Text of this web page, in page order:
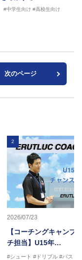
#中学生向け #高校生向け
次のページ
2
2026/07/23
【コーチングキャンプ
チ担当】U15年…
#シュート #ドリブル #パス